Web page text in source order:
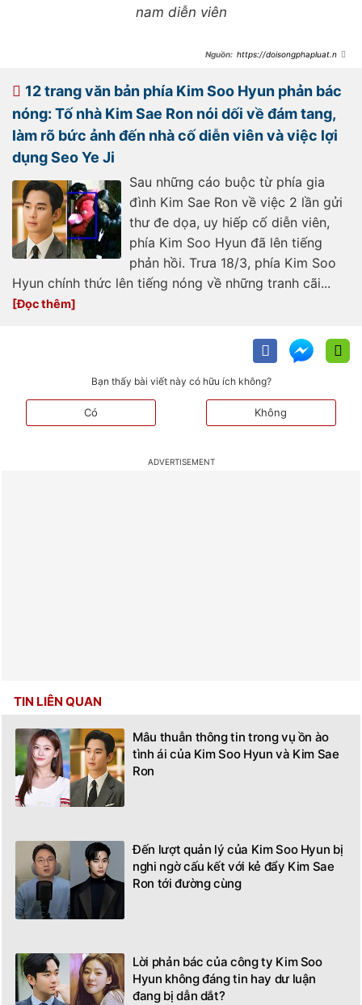
nam diễn viên
https://doisongphapluat.ngu
khong-a517769.html
12 trang văn bản phía Kim Soo Hyun phản bác
nóng: Tố nhà Kim Sae Ron nói dối về đám tang,
làm rõ bức ảnh đến nhà cố diễn viên và việc lợi
dụng Seo Ye Ji
Sau những cáo buộc từ phía gia
đình Kim Sae Ron về việc 2 lần gửi
thư đe dọa, uy hiếp cố diễn viên,
phía Kim Soo Hyun đã lên tiếng
phản hồi. Trưa 18/3, phía Kim Soo
Hyun chính thức lên tiếng nóng về những tranh cãi...
Bạn thấy bài viết này có hữu ích không?
Có Không
TIN LIÊN QUAN
Mâu thuẫn thông tin trong vụ ồn ào
tình ái của Kim Soo Hyun và Kim Sae
Ron
Đến lượt quản lý của Kim Soo Hyun bị
nghi ngờ cấu kết với kẻ đẩy Kim Sae
Ron tới đường cùng
Lời phản bác của công ty Kim Soo
Hyun không đáng tin hay dư luận
đang bị dẫn dắt?